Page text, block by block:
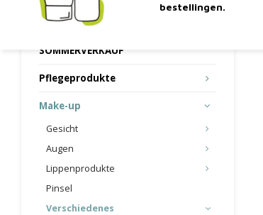
bestellingen.
Kategorien
SOMMERVERKAUF
Pflegeprodukte
Make-up
Gesicht
Augen
Lippenprodukte
Pinsel
Verschiedenes